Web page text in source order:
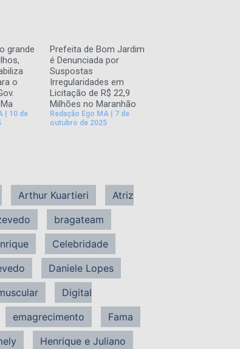
grande
o
10 de
Prefeita de Bom Jardim
é Denunciada por
Suspostas
Irregularidades em
Licitação de R$ 22,9
Milhões no Maranhão
Redação Ego MA
7 de
outubro de 2025
Arthur Kuartieri
Atriz
bragateam
Celebridade
Daniele Lopes
Digital
emagrecimento
Fama
Henrique e Juliano